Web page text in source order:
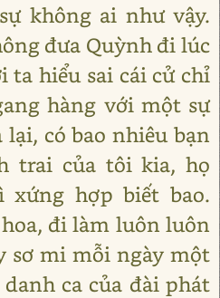
không ai như vậy.
đưa Quỳnh đi lúc
ta hiểu sai cái cử chỉ
hàng với một sự
có bao nhiêu bạn
trai của tôi kia, họ
xứng hợp biết bao.
đi làm luôn luôn
sơ mi mỗi ngày một
ca của đài phát